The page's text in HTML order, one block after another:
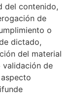
del contenido,
de
o
dictado,
del material
validación de